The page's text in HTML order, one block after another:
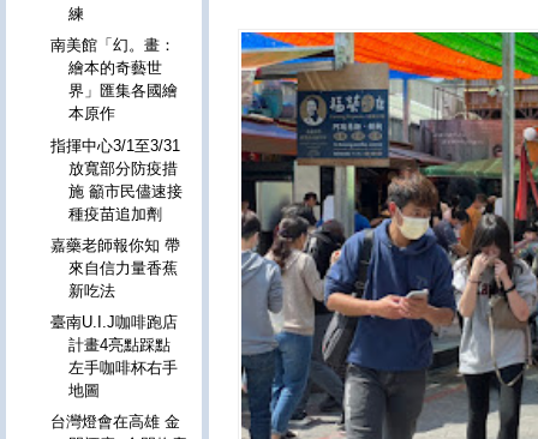
練
南美館「幻。畫：
繪本的奇藝世
界」匯集各國繪
本原作
指揮中心3/1至3/31
放寬部分防疫措
施 籲市民儘速接
種疫苗追加劑
嘉藥老師報你知 帶
來自信力量香蕉
新吃法
臺南U.I.J咖啡跑店
計畫4亮點踩點
左手咖啡杯右手
地圖
台灣燈會在高雄 金